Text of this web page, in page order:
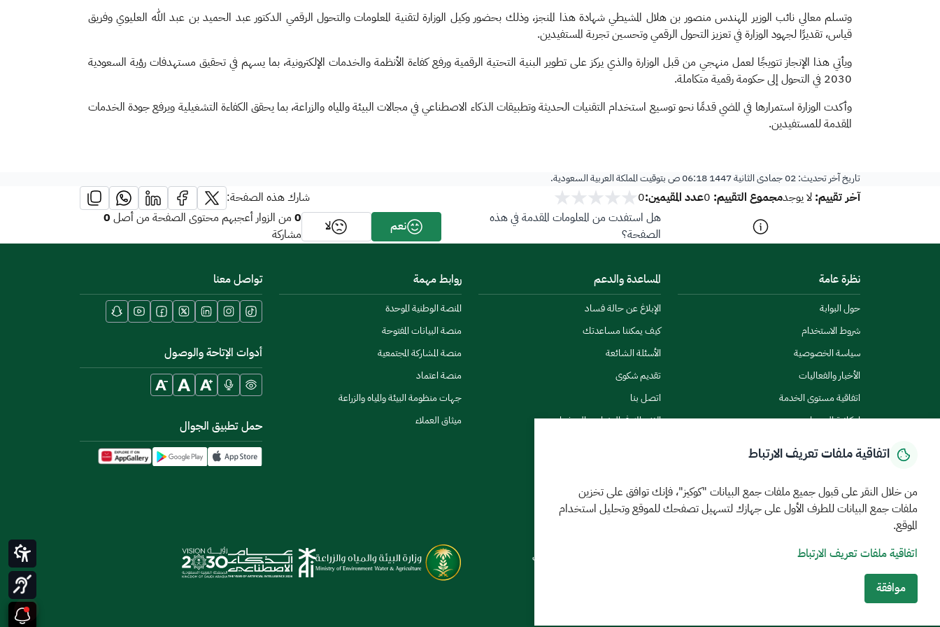
وتسلم معالي نائب الوزير المهندس منصور بن هلال المشيطي شهادة هذا المنجز، وذلك بحضور وكيل الوزارة لتقنية المعلومات والتحول الرقمي الدكتور عبد الحميد بن عبد الله العليوي وفريق
قياس، تقديرًا لجهود الوزارة في تعزيز التحول الرقمي وتحسين تجربة المستفيدين.
ويأتي هذا الإنجاز تتويجًا لعمل منهجي من قبل الوزارة والذي يركز على تطوير البنية التحتية الرقمية ورفع كفاءة الأنظمة والخدمات الإلكترونية، بما يسهم في تحقيق مستهدفات رؤية السعودية
2030 في التحول إلى حكومة رقمية متكاملة.
وأكدت الوزارة استمرارها في المضي قدمًا نحو توسيع استخدام التقنيات الحديثة وتطبيقات الذكاء الاصطناعي في مجالات البيئة والمياه والزراعة، بما يحقق الكفاءة التشغيلية ويرفع جودة الخدمات
المقدمة للمستفيدين.
تاريخ آخر تحديث:02 جمادى الثانية 1447 06:18 ص بتوقيت المملكة العربية السعودية.
آخر تقييم:لا يوجدمجموع التقييم: 0عدد المقيمين:0
شارك هذه الصفحة:
هل استفدت من المعلومات المقدمة في هذه
الصفحة؟
نعم لا 0من الزوار أعجبهم محتوى الصفحة من أصل0
مشاركة
نظرة عامة
حول البوابة
شروط الاستخدام
سياسة الخصوصية
الأخبار والفعاليات
اتفاقية مستوى الخدمة
إمكانية الوصول
المساعدة والدعم
الإبلاغ عن حالة فساد
كيف يمكننا مساعدتك
الأسئلة الشائعة
تقديم شكوى
اتصل بنا
الاشتراك في النشرات والتحذيرات
روابط مهمة
المنصة الوطنية الموحدة
منصة البيانات المفتوحة
منصة المشاركة المجتمعية
منصة اعتماد
جهات منظومة البيئة والمياه والزراعة
ميثاق العملاء
تواصل معنا
أدوات الإتاحة والوصول
حمل تطبيق الجوال
MEWA©جميع الحقوق محفوظة 2026
اتفاقية ملفات تعريف الارتباط
من خلال النقر على قبول جميع ملفات جمع البيانات "كوكيز"، فإنك توافق على تخزين
ملفات جمع البيانات للطرف الأول على جهازك لتسهيل تصفحك للموقع وتحليل استخدام
الموقع.
اتفاقية ملفات تعريف الارتباط
موافقة